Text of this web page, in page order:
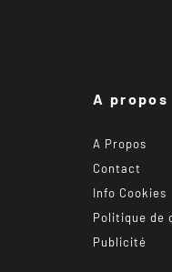
A propos
A Propos
Contact
Info Cookies
Politique de
Publicité